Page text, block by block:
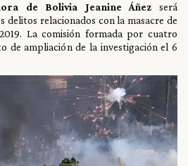
de Bolivia Jeanine Áñez será
delitos relacionados con la masacre de
La comisión formada por cuatro
de ampliación de la investigación el 6